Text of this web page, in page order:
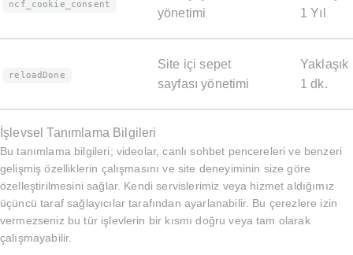
ncf_cookie_consent
yönetimi
1 Yıl
reloadDone
Site içi sepet
sayfası yönetimi
Yaklaşık
1 dk.
İşlevsel Tanımlama Bilgileri
Bu tanımlama bilgileri; videolar, canlı sohbet pencereleri ve benzeri
gelişmiş özelliklerin çalışmasını ve site deneyiminin size göre
özelleştirilmesini sağlar. Kendi servislerimiz veya hizmet aldığımız
üçüncü taraf sağlayıcılar tarafından ayarlanabilir. Bu çerezlere izin
vermezseniz bu tür işlevlerin bir kısmı doğru veya tam olarak
çalışmayabilir.